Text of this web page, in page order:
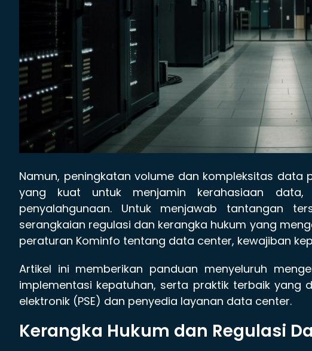
Namun, peningkatan volume dan kompleksitas
yang kuat untuk menjamin kerahasiaan
penyalahgunaan. Untuk menjawab tantangan
serangkaian regulasi dan kerangka hukum yang
peraturan Kominfo tentang data center, kewajiban
Artikel ini memberikan panduan menyeluruh
implementasi kepatuhan, serta praktik terbaik yang
elektronik (PSE) dan penyedia layanan data center.
Kerangka Hukum dan Regulasi